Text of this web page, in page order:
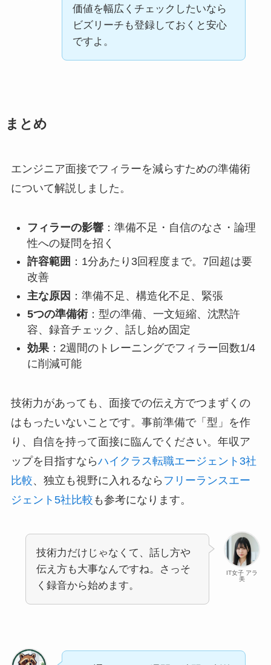
価値を幅広くチェックしたいなら
ビズリーチも登録しておくと安心
ですよ。
まとめ
エンジニア面接でフィラーを減らすための準備術
について解説しました。
フィラーの影響：準備不足・自信のなさ・論理
性への疑問を招く
許容範囲 ：1分あたり3回程度まで。7回超は要
改善
主な原因 ：準備不足、構造化不足、緊張
5つの準備術：型の準備、一文短縮、沈黙許
容、録音チェック、話し始め固定
効果：2週間のトレーニングでフィラー回数1/4
に削減可能
技術力があっても、面接での伝え方でつまずくの
はもったいないことです。事前準備で「型」を作
り、自信を持って面接に臨んでください。年収ア
ップを目指すならハイクラス転職エージェント3社
比較、独立も視野に入れるなら フリーランスエー
ジェント5社比較 も参考になります。
IT女子 アラ
美
技術力だけじゃなくて、話し方や
伝え方も大事なんですね。さっそ
く録音から始めます。